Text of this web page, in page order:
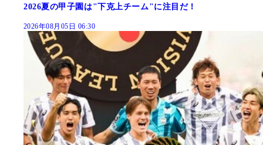
2026夏の甲子園は"下克上チーム"に注目だ！
2026年08月05日 06:30